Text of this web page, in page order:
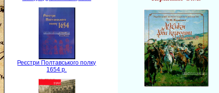
Реєстри Полтавського полку
1654 р.